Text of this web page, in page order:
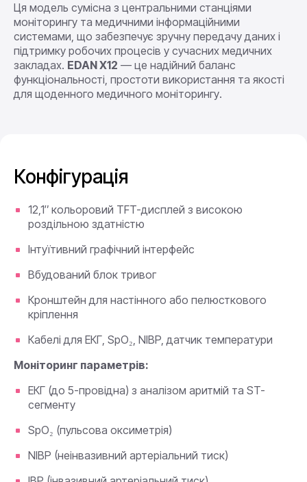
Ця модель сумісна з центральними станціями
моніторингу та медичними інформаційними
системами, що забезпечує зручну передачу даних і
підтримку робочих процесів у сучасних медичних
закладах. EDAN X12 — це надійний баланс
функціональності, простоти використання та якості
для щоденного медичного моніторингу.
Конфігурація
12,1″ кольоровий TFT-дисплей з високою
роздільною здатністю
Інтуїтивний графічний інтерфейс
Вбудований блок тривог
Кронштейн для настінного або пелюсткового
кріплення
Кабелі для ЕКГ, SpO₂, NIBP, датчик температури
Моніторинг параметрів:
ЕКГ (до 5-провідна) з аналізом аритмій та ST-
сегменту
SpO₂ (пульсова оксиметрія)
NIBP (неінвазивний артеріальний тиск)